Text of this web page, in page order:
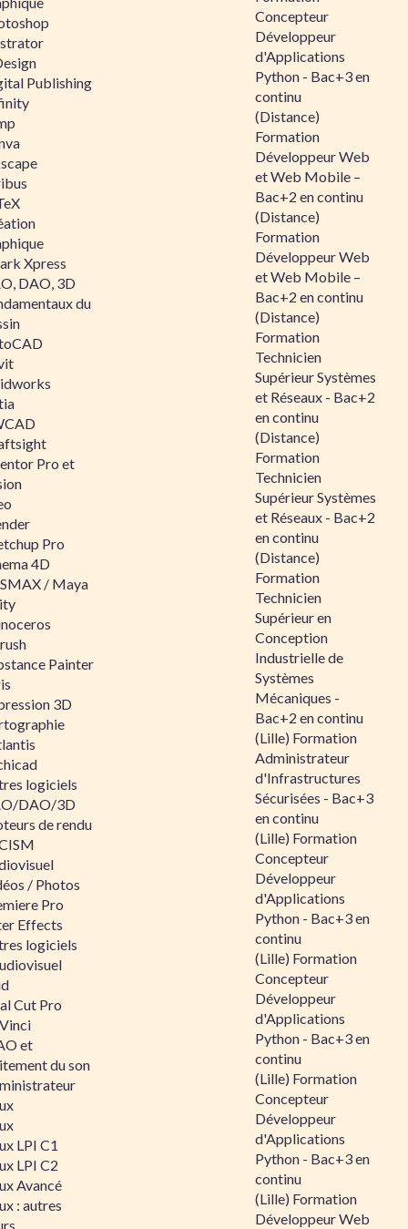
Publishing
Xpress
DAO, 3D
du
Pro et
Pro
4D
/ Maya
Painter
3D
logiciels
DAO/3D
de rendu
/ Photos
Pro
Effects
logiciels
Cut Pro
et
du son
LPI C1
LPI C2
Avancé
: autres
Concepteur
Développeur
d'Applications
Python - Bac+3 en
continu
(Distance)
Formation
Développeur Web
et Web Mobile –
Bac+2 en continu
(Distance)
Formation
Développeur Web
et Web Mobile –
Bac+2 en continu
(Distance)
Formation
Technicien
Supérieur Systèmes
et Réseaux - Bac+2
en continu
(Distance)
Formation
Technicien
Supérieur Systèmes
et Réseaux - Bac+2
en continu
(Distance)
Formation
Technicien
Supérieur en
Conception
Industrielle de
Systèmes
Mécaniques -
Bac+2 en continu
(Lille) Formation
Administrateur
d'Infrastructures
Sécurisées - Bac+3
en continu
(Lille) Formation
Concepteur
Développeur
d'Applications
Python - Bac+3 en
continu
(Lille) Formation
Concepteur
Développeur
d'Applications
Python - Bac+3 en
continu
(Lille) Formation
Concepteur
Développeur
d'Applications
Python - Bac+3 en
continu
(Lille) Formation
Développeur Web